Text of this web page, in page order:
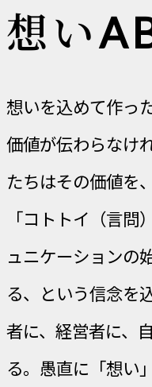
想い
想いを込めて作っ
価値が伝わらなけ
たちはその価値を
「コトトイ（言
ュニケーションの
る、という信念を
者に、経営者に、
る。愚直に「想い